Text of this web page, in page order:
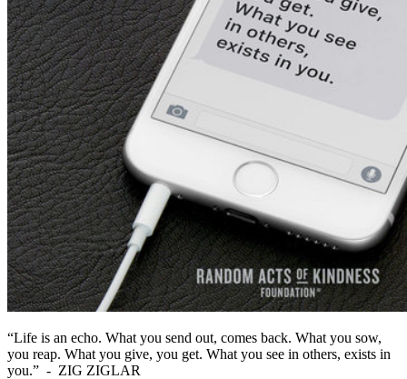
“Life is an echo. What you send out, comes back. What you sow,
you reap. What you give, you get. What you see in others, exists in
you.” - ZIG ZIGLAR